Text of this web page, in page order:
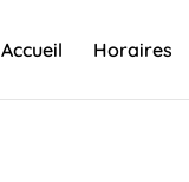
Accueil Horaires